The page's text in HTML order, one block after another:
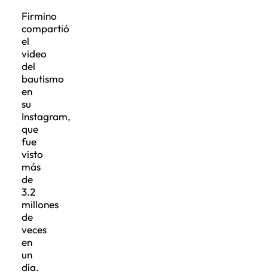
Firmino
compartió
el
video
del
bautismo
en
su
Instagram,
que
fue
visto
más
de
3.2
millones
de
veces
en
un
día.